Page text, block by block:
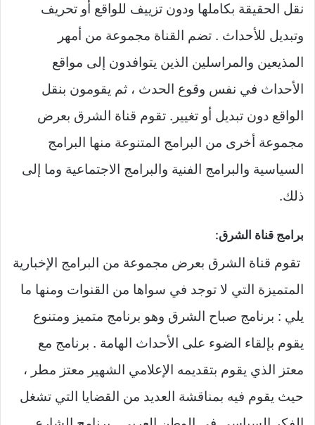
نقل الحقيقة بكاملها ودون تزييف للواقع أو تحريف
وتبديل للأحداث . تضم القناة مجموعة من أمهر
المذيعين والمراسلين الذين يتوافدون إلى مواقع
الأحداث في نفس وقوع الحدث ، ثم يقومون بنقل
الواقع دون تبديل أو تغيير. تقوم قناة الشرق بعرض
مجموعة أخرى من البرامج المتنوعة منها البرامج
السياسية والبرامج الفنية والبرامج الاجتماعية وما إلى
ذلك.
برامج قناة الشرق:
تقوم قناة الشرق بعرض مجموعة من البرامج الإخبارية
المتميزة التي لا توجد في سواها من القنوات ومنها ما
يلي : برنامج صباح الشرق وهو برنامج متميز ومتنوع
يقوم بإلقاء الضوء على الأحداث الهامة . برنامج مع
معتز الذي يقوم بتقديمه الإعلامي الشهير معتز مطر ،
حيث يقوم فيه بمناقشة العديد من القضايا التي تشغل